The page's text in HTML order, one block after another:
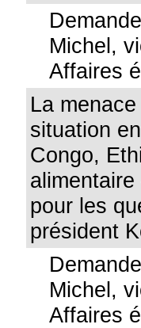
Michel,
Affaires
La
situation
Congo,
pour les
président
Michel,
Affaires